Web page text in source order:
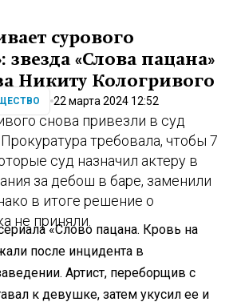
сурового
звезда «Слова пацана»
Никиту Кологривого
22 марта 2024 12:52
снова привезли в суд
требовала, чтобы 7
суд назначил актеру в
за дебош в баре, заменили
в итоге решение о
не приняли.
«Слово пацана. Кровь на
после инцидента в
Артист, переборщив с
к девушке, затем укусил ее и